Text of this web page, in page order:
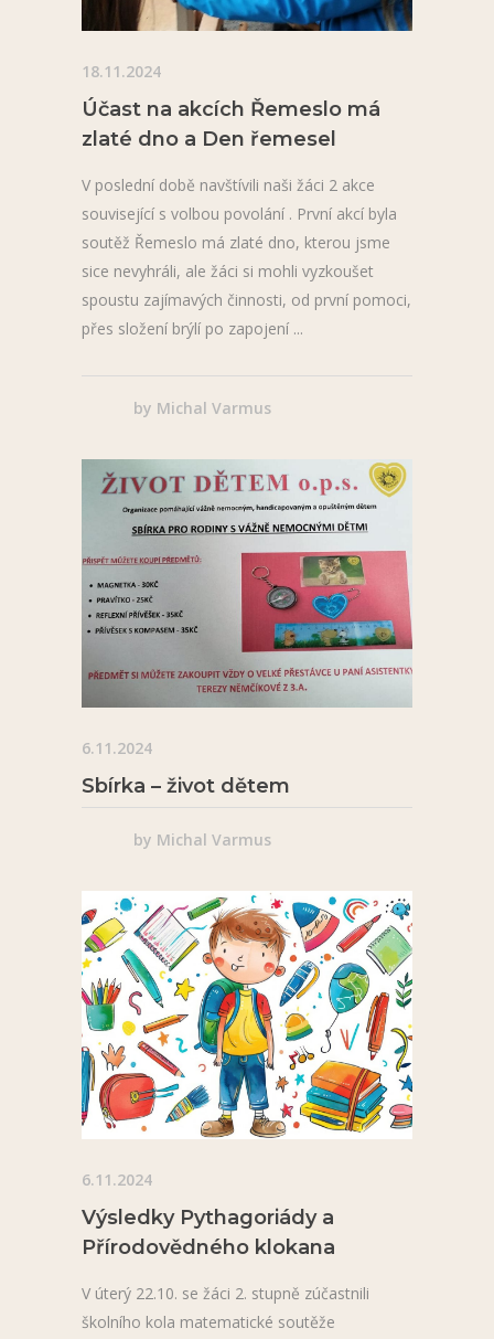
18.11.2024
Účast na akcích Řemeslo má
zlaté dno a Den řemesel
V poslední době navštívili naši žáci 2 akce
související s volbou povolání . První akcí byla
soutěž Řemeslo má zlaté dno, kterou jsme
sice nevyhráli, ale žáci si mohli vyzkoušet
spoustu zajímavých činnosti, od první pomoci,
přes složení brýlí po zapojení
by Michal Varmus
6.11.2024
Sbírka – život dětem
by Michal Varmus
6.11.2024
Výsledky Pythagoriády a
Přírodovědného klokana
V úterý 22.10. se žáci 2. stupně zúčastnili
školního kola matematické soutěže